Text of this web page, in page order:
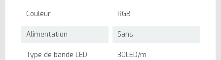
Couleur RGB
Alimentation Sans
Type de bande LED 30LED/m